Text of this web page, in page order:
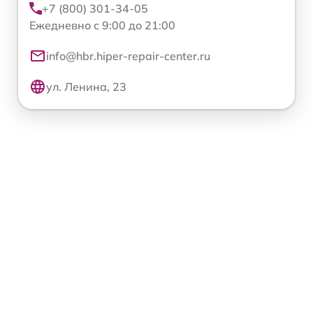
+7 (800) 301-34-05
Ежедневно с 9:00 до 21:00
info@hbr.hiper-repair-center.ru
ул. Ленина, 23